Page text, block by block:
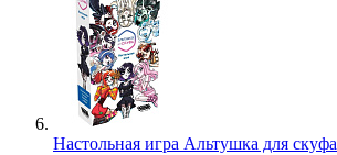
Настольная игра Альтушка для скуфа